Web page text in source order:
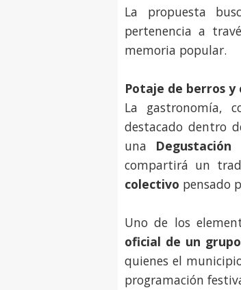
La propuesta
pertenencia a
memoria popular.
Potaje de berros y
La gastronomía,
destacado dentro
una Degustación
compartirá un
colectivo pensado
Uno de los
oficial de un
quienes el
programación